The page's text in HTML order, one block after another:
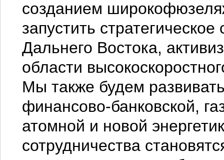
созданием
запустить
Дальнего Востока,
области
Мы также будем
финансово-банковской,
атомной и новой
сотрудничества